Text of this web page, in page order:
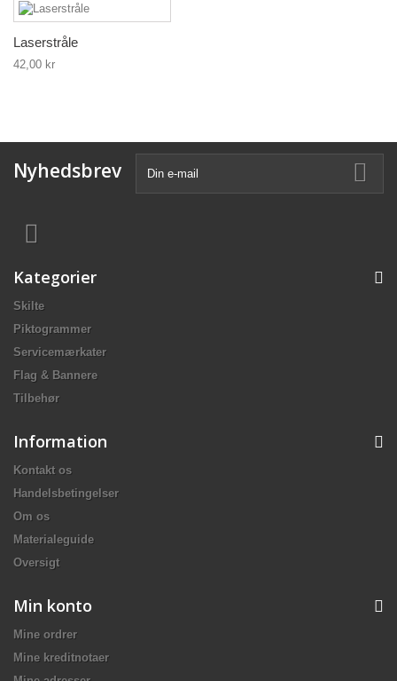
Laserstråle
42,00 kr
Nyhedsbrev
Kategorier
Skilte
Piktogrammer
Servicemærkater
Flag & Bannere
Tilbehør
Information
Kontakt os
Handelsbetingelser
Om os
Materialeguide
Oversigt
Min konto
Mine ordrer
Mine kreditnotaer